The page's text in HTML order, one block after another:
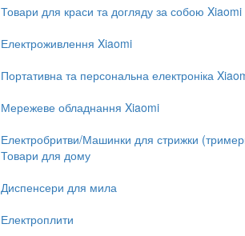
Товари для краси та догляду за собою Xiaomi
Електроживлення Xiaomi
Портативна та персональна електроніка
Мережеве обладнання Xiaomi
Електробритви/Машинки для стрижки
Товари для дому
Диспенсери для мила
Електроплити